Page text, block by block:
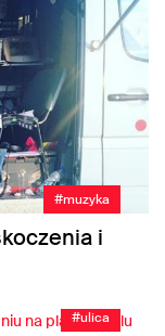
#muzyka
i
#ulica